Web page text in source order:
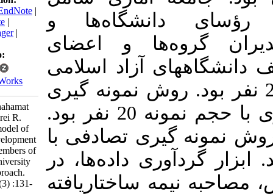
دانشگاه‌ها و
و اعضای
آزاد اسلامی
تعداد 2156 نفر بود. روش نمونه­ گیری
بخش کیفی، هدفمند معیاری با حجم نمونه 20 نفر بود.
گیری تصادفی با
گردآوری داده‌ها، در
ساختاریافته
BibTeX | EndNote
Medlars
ProCite
Reference Manager
Send citation to:
Zotero
RefWorks
akbarpour M, shahamat
N, ahmadi E, zarei R.
Presenting the model of
professional development
of the faculty members of
Islamic Azad University
using mixed approach.
MEO 2021; 10 (3) :131-